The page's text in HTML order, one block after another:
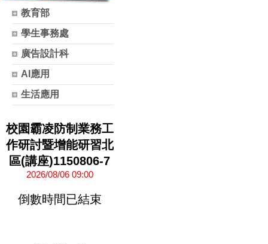
教育部
學生事務處
廣告設計科
AI應用
生活應用
校園霸凌防制業務工
作研討暨增能研習北
區(講座)1150806-7
2026/08/06 09:00
倒數時間已結束